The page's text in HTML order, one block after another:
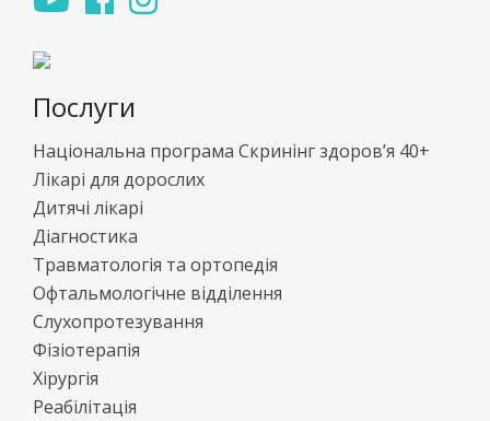
Послуги
Національна програма Скринінг здоров’я 40+
Лікарі для дорослих
Дитячі лікарі
Діагностика
Травматологія та ортопедія
Офтальмологічне відділення
Слухопротезування
Фізіотерапія
Хірургія
Реабілітація